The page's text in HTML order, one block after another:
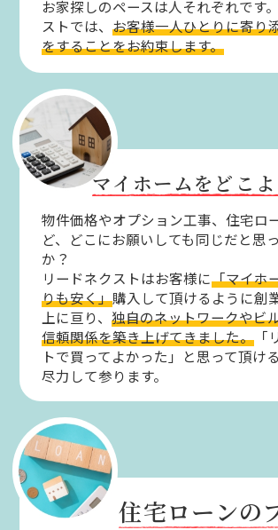
お家探しのペースは人それぞれです
ストでは、お客様一人ひとりに寄り
をすることをお約束します。
マイホームをどこよ
物件価格やオプション工事、住宅ロ
ど、どこにお願いしても同じだと思
か？
リードネクストはお客様に「マイホ
りも安く」購入して頂けるように創
上に亘り、独自のネットワークやビ
信頼関係を築き上げてきました。
トで買ってよかった」と思って頂け
尽力して参ります。
住宅ローンの